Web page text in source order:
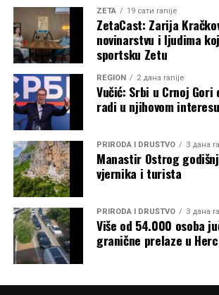
ZETA 19 сати ranije
ZetaCast: Zarija
novinarstvu i ljudima
sportsku Zetu
REGION 2 дана ranije
Vučić: Srbi u Crnoj Gori
radi u njihovom interesu
PRIRODA I DRUŠTVO 3 дана
Manastir Ostrog
vjernika i turista
PRIRODA I DRUŠTVO 3 дана
Više od 54.000 osoba
granične prelaze u